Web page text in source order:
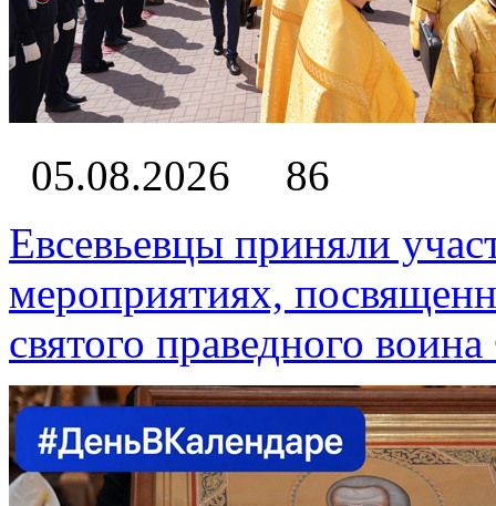
05.08.2026
86
Евсевьевцы приняли
мероприятиях,
святого праведного